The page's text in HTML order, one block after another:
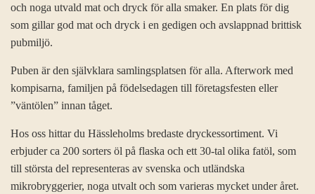
och noga utvald mat och dryck för alla smaker. En plats för dig
som gillar god mat och dryck i en gedigen och avslappnad brittisk
pubmiljö.
Puben är den självklara samlingsplatsen för alla. Afterwork med
kompisarna, familjen på födelsedagen till företagsfesten eller
”väntölen” innan tåget.
Hos oss hittar du Hässleholms bredaste dryckessortiment. Vi
erbjuder ca 200 sorters öl på flaska och ett 30-tal olika fatöl, som
till största del representeras av svenska och utländska
mikrobryggerier, noga utvalt och som varieras mycket under året.